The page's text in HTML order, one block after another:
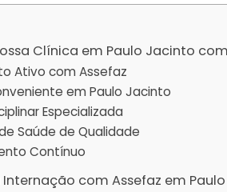
Clínica em Paulo Jacinto
Ativo com Assefaz
em Paulo Jacinto
Especializada
Saúde de Qualidade
Contínuo
com Assefaz em